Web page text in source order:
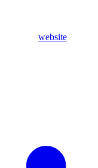
website